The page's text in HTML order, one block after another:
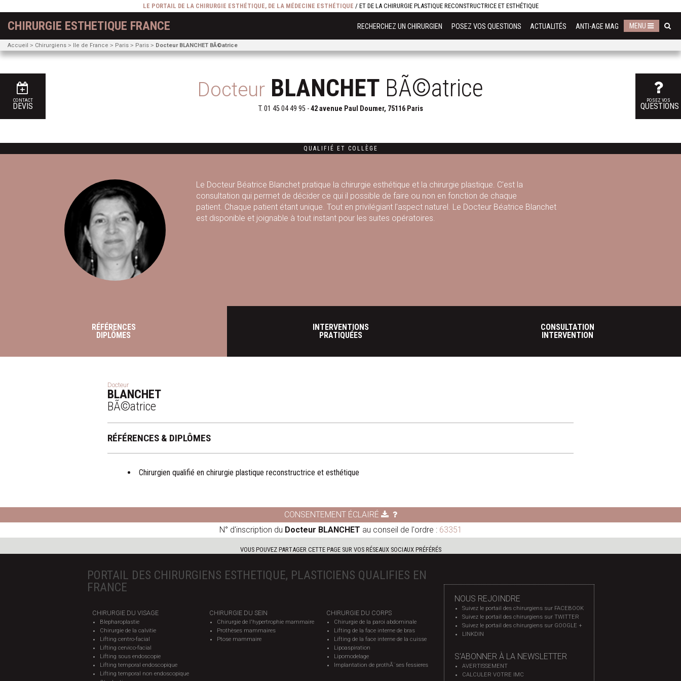
LE PORTAIL DE LA CHIRURGIE ESTHÉTIQUE, DE LA MÉDECINE ESTHÉTIQUE / ET DE LA CHIRURGIE PLASTIQUE RECONSTRUCTRICE ET ESTHÉTIQUE
CHIRURGIE ESTHETIQUE FRANCE RECHERCHEZ UN CHIRURGIEN POSEZ VOS QUESTIONS ACTUALITÉS ANTI-AGE MAG MENU
Accueil Chirurgiens Ile de France Paris Paris Docteur BLANCHET BÃ©atrice
Docteur BLANCHET BÃ©atrice
T. 01 45 04 49 95-42 avenue Paul Doumer, 75116 Paris
POSEZ VOS
QUESTIONS
CONTACT
DEVIS
QUALIFIÉ ET COLLÈGE
Le Docteur Béatrice Blanchet pratique la chirurgie esthétique et la chirurgie plastique. C'est la
consultation qui permet de décider ce qui il possible de faire ou non en fonction de chaque
patient. Chaque patient étant unique. Tout en privilégiant l'aspect naturel. Le Docteur Béatrice Blanchet
est disponible et joignable à tout instant pour les suites opératoires.
RÉFÉRENCES
DIPLÔMES
INTERVENTIONS
PRATIQUÉES
CONSULTATION
INTERVENTION
Docteur
BLANCHET
BÃ©atrice
RÉFÉRENCES & DIPLÔMES
Chirurgien qualifié en chirurgie plastique reconstructrice et esthétique
CONSENTEMENT ÉCLAIRÉ
N° d'inscription du Docteur BLANCHET au conseil de l'ordre : 63351
VOUS POUVEZ PARTAGER CETTE PAGE SUR VOS RÉSEAUX SOCIAUX PRÉFÉRÉS
PORTAIL DES CHIRURGIENS ESTHETIQUE, PLASTICIENS QUALIFIES EN
FRANCE
CHIRURGIE DU VISAGE
Blepharoplastie
Chirurgie de la calvitie
Lifting centro-facial
Lifting cervico-facial
Lifting sous endoscopie
Lifting temporal endoscopique
Lifting temporal non endoscopique
CHIRURGIE DU SEIN
Chirurgie de l'hypertrophie mammaire
Prothèses mammaires
Ptose mammaire
CHIRURGIE DU CORPS
Chirurgie de la paroi abdominale
Lifting de la face interne de bras
Lifting de la face interne de la cuisse
Lipoaspiration
Lipomodelage
Implantation de prothÃ¨ses fessieres
NOUS REJOINDRE
Suivez le portail des chirurgiens sur FACEBOOK
Suivez le portail des chirurgiens sur TWITTER
Suivez le portail des chirurgiens sur GOOGLE +
LINKDIN
S'ABONNER À LA NEWSLETTER
AVERTISSEMENT
CALCULER VOTRE IMC